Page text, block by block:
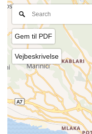
Gem til PDF
Vejbeskrivelse